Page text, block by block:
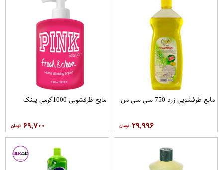
مایع ظرفشویی زرد 750 سی سی من
۲۹,۹۹۶
مایع ظرفشویی 1000گرمی پینک
۶۹,۷۰۰